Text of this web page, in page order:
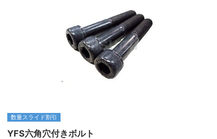
数量スライド割引
YFS六角穴付きボルト